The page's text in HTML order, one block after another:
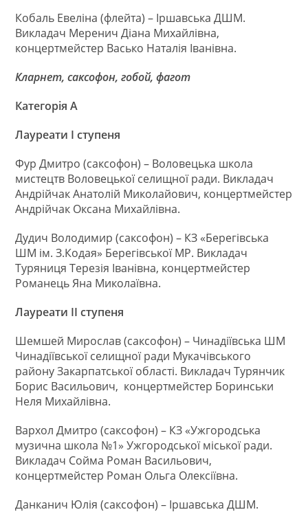
Кобаль Евеліна (флейта) – Іршавська ДШМ.
Викладач Меренич Діана Михайлівна,
концертмейстер Васько Наталія Іванівна.
Кларнет, саксофон, гобой, фагот
Категорія А
Лауреати І ступеня
Фур Дмитро (саксофон) – Воловецька школа
мистецтв Воловецької селищної ради. Викладач
Андрійчак Анатолій Миколайович, концертмейстер
Андрійчак Оксана Михайлівна.
Дудич Володимир (саксофон) – КЗ «Берегівська
ШМ ім. З.Кодая» Берегівської МР. Викладач
Туряниця Терезія Іванівна, концертмейстер
Романець Яна Миколаївна.
Лауреати ІІ ступеня
Шемшей Мирослав (саксофон) – Чинадіївська ШМ
Чинадіївської селищної ради Мукачівського
району Закарпатської області. Викладач Турянчик
Борис Васильович, концертмейстер Боринськи
Неля Михайлівна.
Вархол Дмитро (саксофон) – КЗ «Ужгородська
музична школа №1» Ужгородської міської ради.
Викладач Сойма Роман Васильович,
концертмейстер Роман Ольга Олексіївна.
Данканич Юлія (саксофон) – Іршавська ДШМ.